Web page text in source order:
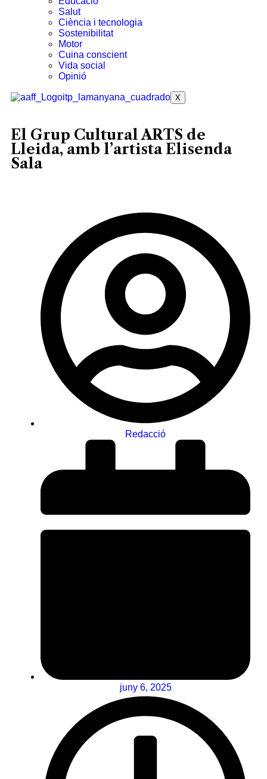
Salut
Ciència i tecnologia
Sostenibilitat
Motor
Cuina conscient
Vida social
Opinió
X
El Grup Cultural ARTS de
Lleida, amb l’artista Elisenda
Sala
Redacció
juny 6, 2025